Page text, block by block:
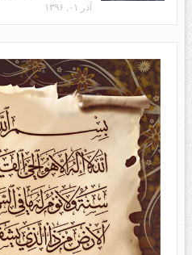
آذر ۰۱, ۱۳۹۶